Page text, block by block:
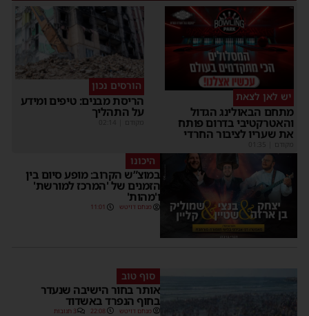
יש לאן לצאת
מתחם הבאולינג הגדול
והאטרקטיבי בדרום פותח
את שעריו לציבור החרדי
מקודם
הורסים נכון
הריסת מבנים: טיפים ומידע
על התהליך
מקודם
היכונו
במוצ”ש הקרוב: מופע סיום בין
הזמנים של 'המרכז למורשת'
ו'מהות'
מנחם דויטש 11:01
סוף טוב
אותר בחור הישיבה שנעדר
בחוף הנפרד באשדוד
מנחם דויטש 22:08 3 תגובות